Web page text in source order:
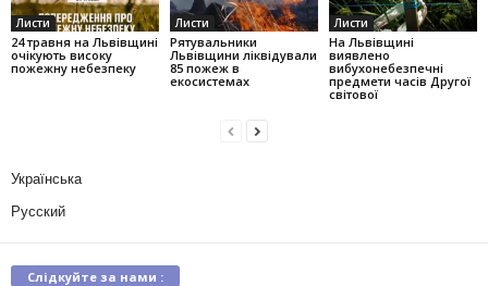
Листи
24 травня на Львівщині
очікують високу
пожежну небезпеку
Листи
Рятувальники
Львівщини ліквідували
85 пожеж в
екосистемах
Листи
На Львівщині
виявлено
вибухонебезпечні
предмети часів Другої
світової
Українська
Русский
Слідкуйте за нами :